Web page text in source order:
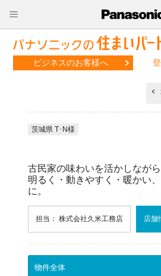
ビジネスのお客様へ
茨城県 T･N様
古民家の味わいを活かしながら
明るく・動きやすく・暖かい
に。
担当： 株式会社久米工務店 店舗